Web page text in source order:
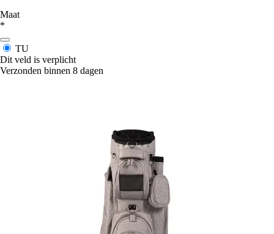
Maat
*
TU
Dit veld is verplicht
Verzonden binnen 8 dagen